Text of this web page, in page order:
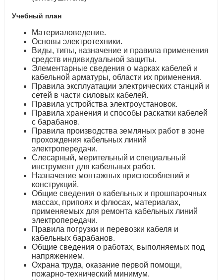
Учебный план
Материаловедение.
Основы электротехники.
Виды, типы, назначение и правила применения
средств индивидуальной защиты.
Элементарные сведения о марках кабелей и
кабельной арматуры, области их применения.
Правила эксплуатации электрических станций и
сетей в части силовых кабелей.
Правила устройства электроустановок.
Правила хранения и способы раскатки кабелей
с барабанов.
Правила производства земляных работ в зоне
прохождения кабельных линий
электропередачи.
Слесарный, мерительный и специальный
инструмент для кабельных работ.
Назначение монтажных приспособлений и
конструкций.
Общие сведения о кабельных и прошпарочных
массах, припоях и флюсах, материалах,
применяемых для ремонта кабельных линий
электропередачи.
Правила погрузки и перевозки кабеля и
кабельных барабанов.
Общие сведения о работах, выполняемых под
напряжением.
Охрана труда, оказание первой помощи,
пожарно-технический минимум.